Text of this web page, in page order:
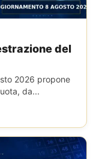
del
2026 propone
da...